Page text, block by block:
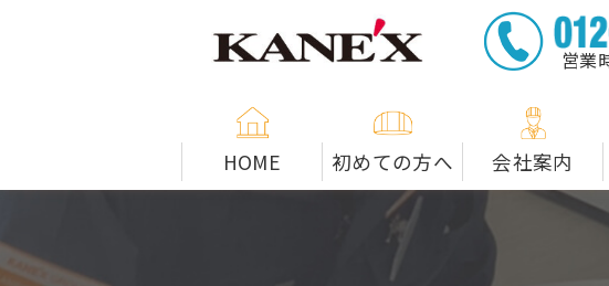
米子市の解体工事専門店のカ
営業
HOME 初めての方へ 会社案内